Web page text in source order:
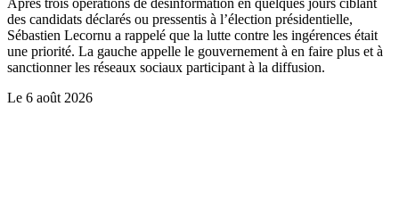
Après trois opérations de désinformation en quelques jours ciblant
des candidats déclarés ou pressentis à l’élection présidentielle,
Sébastien Lecornu a rappelé que la lutte contre les ingérences était
une priorité. La gauche appelle le gouvernement à en faire plus et à
sanctionner les réseaux sociaux participant à la diffusion.
Le 6 août 2026